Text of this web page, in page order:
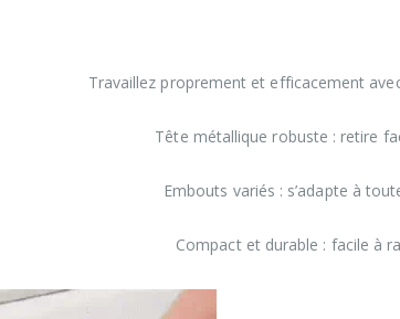
Travaillez proprement et efficacement
Tête métallique robuste : retire
Embouts variés : s’adapte à
Compact et durable : facile à